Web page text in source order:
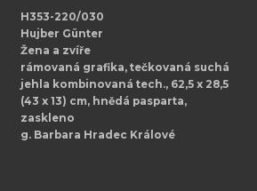
H353-220/030
Hujber Günter
Žena a zvíře
rámovaná grafika, tečkovaná suchá
jehla kombinovaná tech., 62,5 x 28,5
(43 x 13) cm, hnědá pasparta,
zaskleno
g. Barbara Hradec Králové